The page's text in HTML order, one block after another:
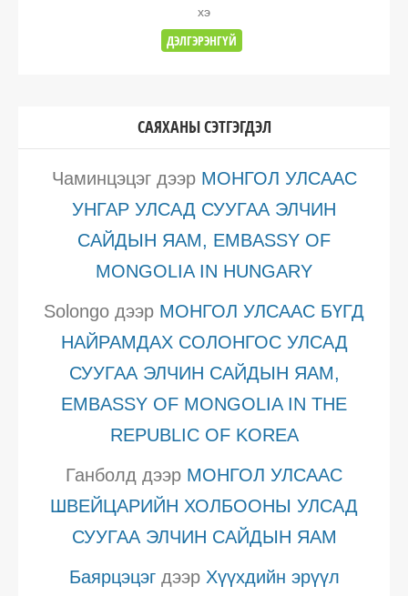
хэ
ДЭЛГЭРЭНГҮЙ
САЯХАНЫ СЭТГЭГДЭЛ
Чаминцэцэгдээр МОНГОЛ УЛСААС
УНГАР УЛСАД СУУГАА ЭЛЧИН
САЙДЫН ЯАМ, EMBASSY OF
MONGOLIA IN HUNGARY
Solongo дээр МОНГОЛ УЛСААС БҮГД
НАЙРАМДАХ СОЛОНГОС УЛСАД
СУУГАА ЭЛЧИН САЙДЫН ЯАМ,
EMBASSY OF MONGOLIA IN THE
REPUBLIC OF KOREA
Ганболд дээр МОНГОЛ УЛСААС
ШВЕЙЦАРИЙН ХОЛБООНЫ УЛСАД
СУУГАА ЭЛЧИН САЙДЫН ЯАМ
Баярцэцэгдээр Хүүхдийн эрүүл